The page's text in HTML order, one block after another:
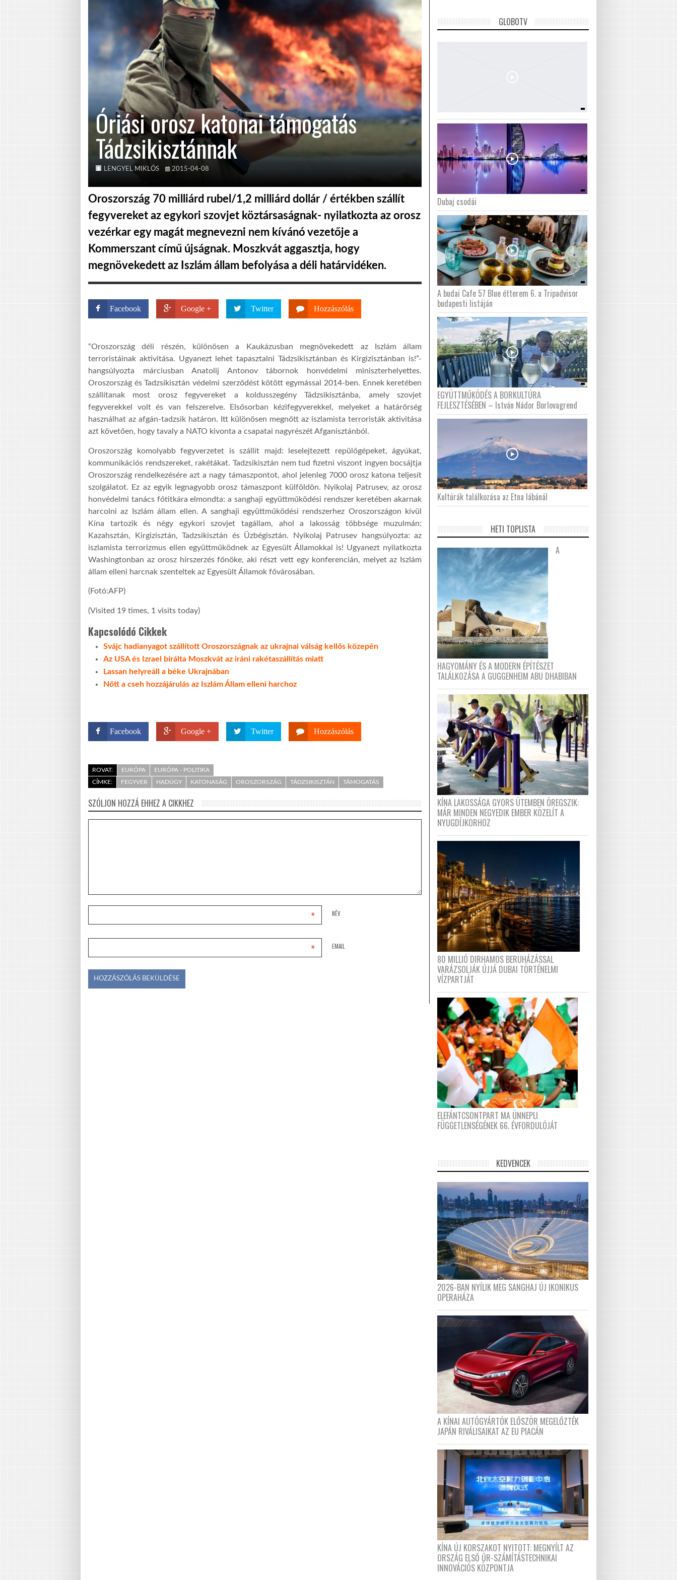
Óriási orosz katonai támogatás
Tádzsikisztánnak
LENGYEL MIKLÓS 2015-04-08
Oroszország 70 milliárd rubel/1,2 milliárd dollár / értékben szállít
fegyvereket az egykori szovjet köztársaságnak- nyilatkozta az orosz
vezérkar egy magát megnevezni nem kívánó vezetője a
Kommerszant című újságnak. Moszkvát aggasztja, hogy
megnövekedett az Iszlám állam befolyása a déli határvidéken.
Facebook Google + Twitter Hozzászólás
“Oroszország déli részén, különösen a Kaukázusban megnövekedett az Iszlám állam
terroristáinak aktivitása. Ugyanezt lehet tapasztalni Tádzsikisztánban és Kirgizisztánban is!”-
hangsúlyozta márciusban Anatolij Antonov tábornok honvédelmi miniszterhelyettes.
Oroszország és Tadzsikisztán védelmi szerződést kötött egymással 2014-ben. Ennek keretében
szállítanak most orosz fegyvereket a koldusszegény Tádzsikisztánba, amely szovjet
fegyverekkel volt és van felszerelve. Elsősorban kézifegyverekkel, melyeket a határőrség
használhat az afgán-tadzsik határon. Itt különösen megnőtt az iszlamista terroristák aktivitása
azt követően, hogy tavaly a NATO kivonta a csapatai nagyrészét Afganisztánból.
Oroszország komolyabb fegyverzetet is szállít majd: leselejtezett repülőgépeket, ágyúkat,
kommunikációs rendszereket, rakétákat. Tadzsikisztán nem tud fizetni viszont ingyen bocsájtja
Oroszország rendelkezésére azt a nagy támaszpontot, ahol jelenleg 7000 orosz katona teljesít
szolgálatot. Ez az egyik legnagyobb orosz támaszpont külföldön. Nyikolaj Patrusev, az orosz
honvédelmi tanács főtitkára elmondta: a sanghaji együttműködési rendszer keretében akarnak
harcolni az Iszlám állam ellen. A sanghaji együttműködési rendszerhez Oroszországon kívül
Kína tartozik és négy egykori szovjet tagállam, ahol a lakosság többsége muzulmán:
Kazahsztán, Kirgizisztán, Tadzsikisztán és Üzbégisztán. Nyikolaj Patrusev hangsúlyozta: az
iszlamista terrorizmus ellen együttműködnek az Egyesült Államokkal is! Ugyanezt nyilatkozta
Washingtonban az orosz hírszerzés főnöke, aki részt vett egy konferencián, melyet az Iszlám
állam elleni harcnak szenteltek az Egyesült Államok fővárosában.
(Fotó:AFP)
(Visited 19 times, 1 visits today)
Kapcsolódó Cikkek
Svájc hadianyagot szállított Oroszországnak az ukrajnai válság kellős közepén
Az USA és Izrael bírálta Moszkvát az iráni rakétaszállítás miatt
Lassan helyreáll a béke Ukrajnában
Nőtt a cseh hozzájárulás az Iszlám Állam elleni harchoz
Facebook Google + Twitter Hozzászólás
ROVAT: EURÓPA
EURÓPA - POLITIKA
CÍMKE:
FEGYVER HADÜGY KATONASÁG OROSZORSZÁG TÁDZSIKISZTÁN TÁMOGATÁS
SZÓLJON HOZZÁ EHHEZ A CIKKHEZ
NÉV
*
EMAIL
*
GLOBOTV
Dubaj csodái
A budai Cafe 57 Blue étterem 6. a Tripadvisor
budapesti listáján
EGYÜTTMŰKÖDÉS A BORKULTÚRA
FEJLESZTÉSÉBEN – István Nádor Borlovagrend
Kultúrák találkozása az Etna lábánál
HETI TOPLISTA
A
HAGYOMÁNY ÉS A MODERN ÉPÍTÉSZET
TALÁLKOZÁSA A GUGGENHEIM ABU DHABIBAN
KÍNA LAKOSSÁGA GYORS ÜTEMBEN ÖREGSZIK:
MÁR MINDEN NEGYEDIK EMBER KÖZELÍT A
NYUGDÍJKORHOZ
80 MILLIÓ DIRHAMOS BERUHÁZÁSSAL
VARÁZSOLJÁK ÚJJÁ DUBAI TÖRTÉNELMI
VÍZPARTJÁT
ELEFÁNTCSONTPART MA ÜNNEPLI
FÜGGETLENSÉGÉNEK 66. ÉVFORDULÓJÁT
KEDVENCEK
2026-BAN NYÍLIK MEG SANGHAJ ÚJ IKONIKUS
OPERAHÁZA
A KÍNAI AUTÓGYÁRTÓK ELŐSZÖR MEGELŐZTÉK
JAPÁN RIVÁLISAIKAT AZ EU PIACÁN
KÍNA ÚJ KORSZAKOT NYITOTT: MEGNYÍLT AZ
ORSZÁG ELSŐ ŰR-SZÁMÍTÁSTECHNIKAI
INNOVÁCIÓS KÖZPONTJA